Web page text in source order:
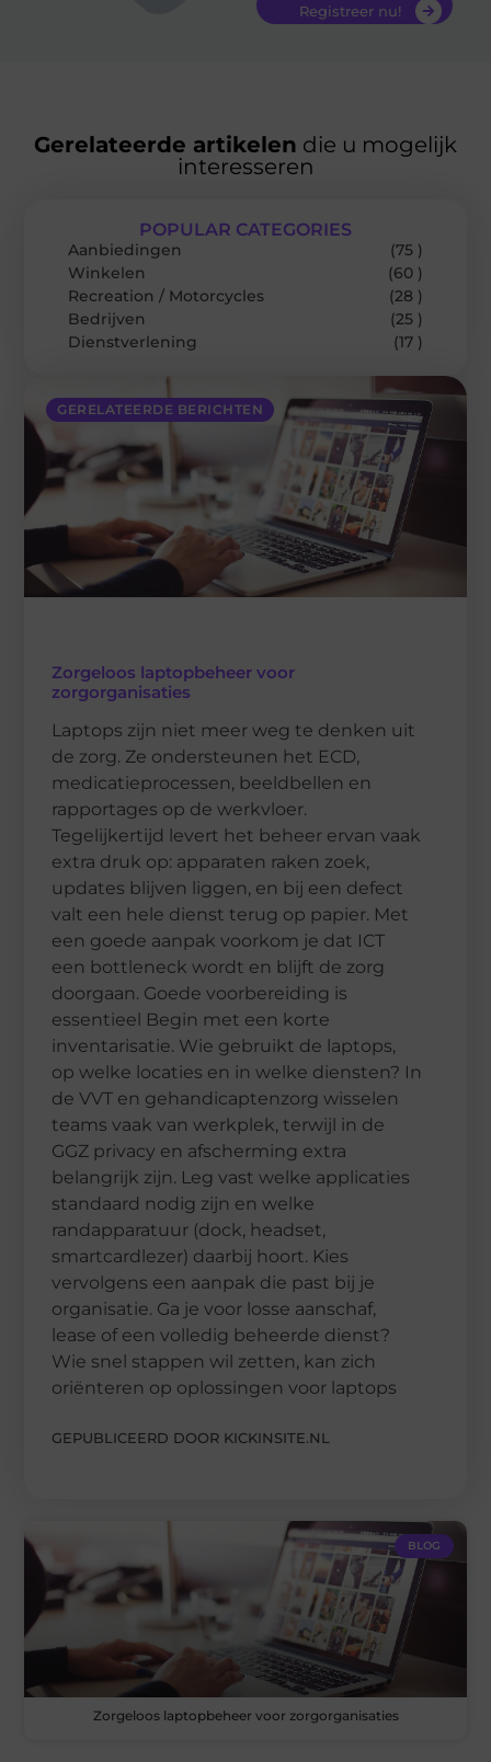
Registreer nu!
Gerelateerde artikelen die u mogelijk
interesseren
GERELATEERDE BERICHTEN
Zorgeloos laptopbeheer voor
zorgorganisaties
Laptops zijn niet meer weg te denken uit
de zorg. Ze ondersteunen het ECD,
medicatieprocessen, beeldbellen en
rapportages op de werkvloer.
Tegelijkertijd levert het beheer ervan vaak
extra druk op: apparaten raken zoek,
updates blijven liggen, en bij een defect
valt een hele dienst terug op papier. Met
een goede aanpak voorkom je dat ICT
een bottleneck wordt en blijft de zorg
doorgaan. Goede voorbereiding is
essentieel Begin met een korte
inventarisatie. Wie gebruikt de laptops,
op welke locaties en in welke diensten? In
de VVT en gehandicaptenzorg wisselen
teams vaak van werkplek, terwijl in de
GGZ privacy en afscherming extra
belangrijk zijn. Leg vast welke applicaties
standaard nodig zijn en welke
randapparatuur (dock, headset,
smartcardlezer) daarbij hoort. Kies
vervolgens een aanpak die past bij je
organisatie. Ga je voor losse aanschaf,
lease of een volledig beheerde dienst?
Wie snel stappen wil zetten, kan zich
oriënteren op oplossingen voor laptops
GEPUBLICEERD DOOR KICKINSITE.NL
POPULAR CATEGORIES
Aanbiedingen
(75 )
Winkelen
(60 )
Recreation / Motorcycles
(28 )
Bedrijven
(25 )
Dienstverlening
(17 )
BLOG
Zorgeloos laptopbeheer voor zorgorganisaties